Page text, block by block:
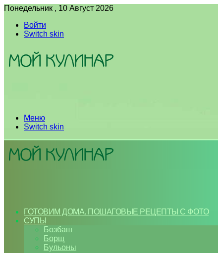
Понедельник , 10 Август 2026
Войти
Switch skin
Меню
Switch skin
ГОТОВИМ ДОМА. ПОШАГОВЫЕ РЕЦЕПТЫ С ФОТО
СУПЫ
Бозбаш
Борщ
Бульоны